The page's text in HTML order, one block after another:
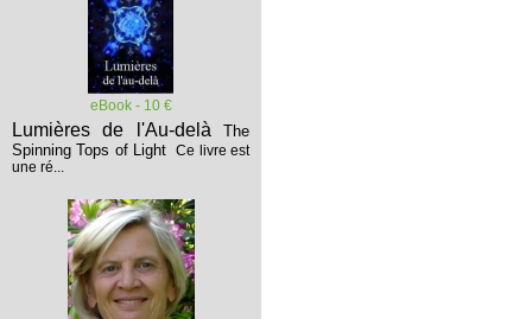
eBook - 10 €
Lumières de l'Au-delà The
Spinning Tops of Light Ce livre est
une ré...